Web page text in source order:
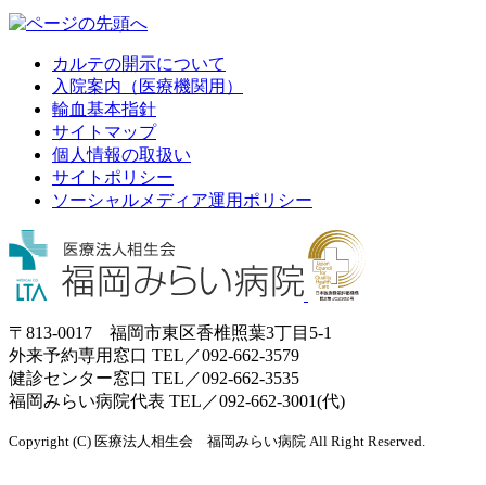
カルテの開示について
入院案内（医療機関用）
輸血基本指針
サイトマップ
個人情報の取扱い
サイトポリシー
ソーシャルメディア運用ポリシー
〒813-0017 福岡市東区香椎照葉3丁目5-1
外来予約専用窓口 TEL／092-662-3579
健診センター窓口 TEL／092-662-3535
福岡みらい病院代表 TEL／092-662-3001(代)
Copyright (C) 医療法人相生会 福岡みらい病院 All Right Reserved.